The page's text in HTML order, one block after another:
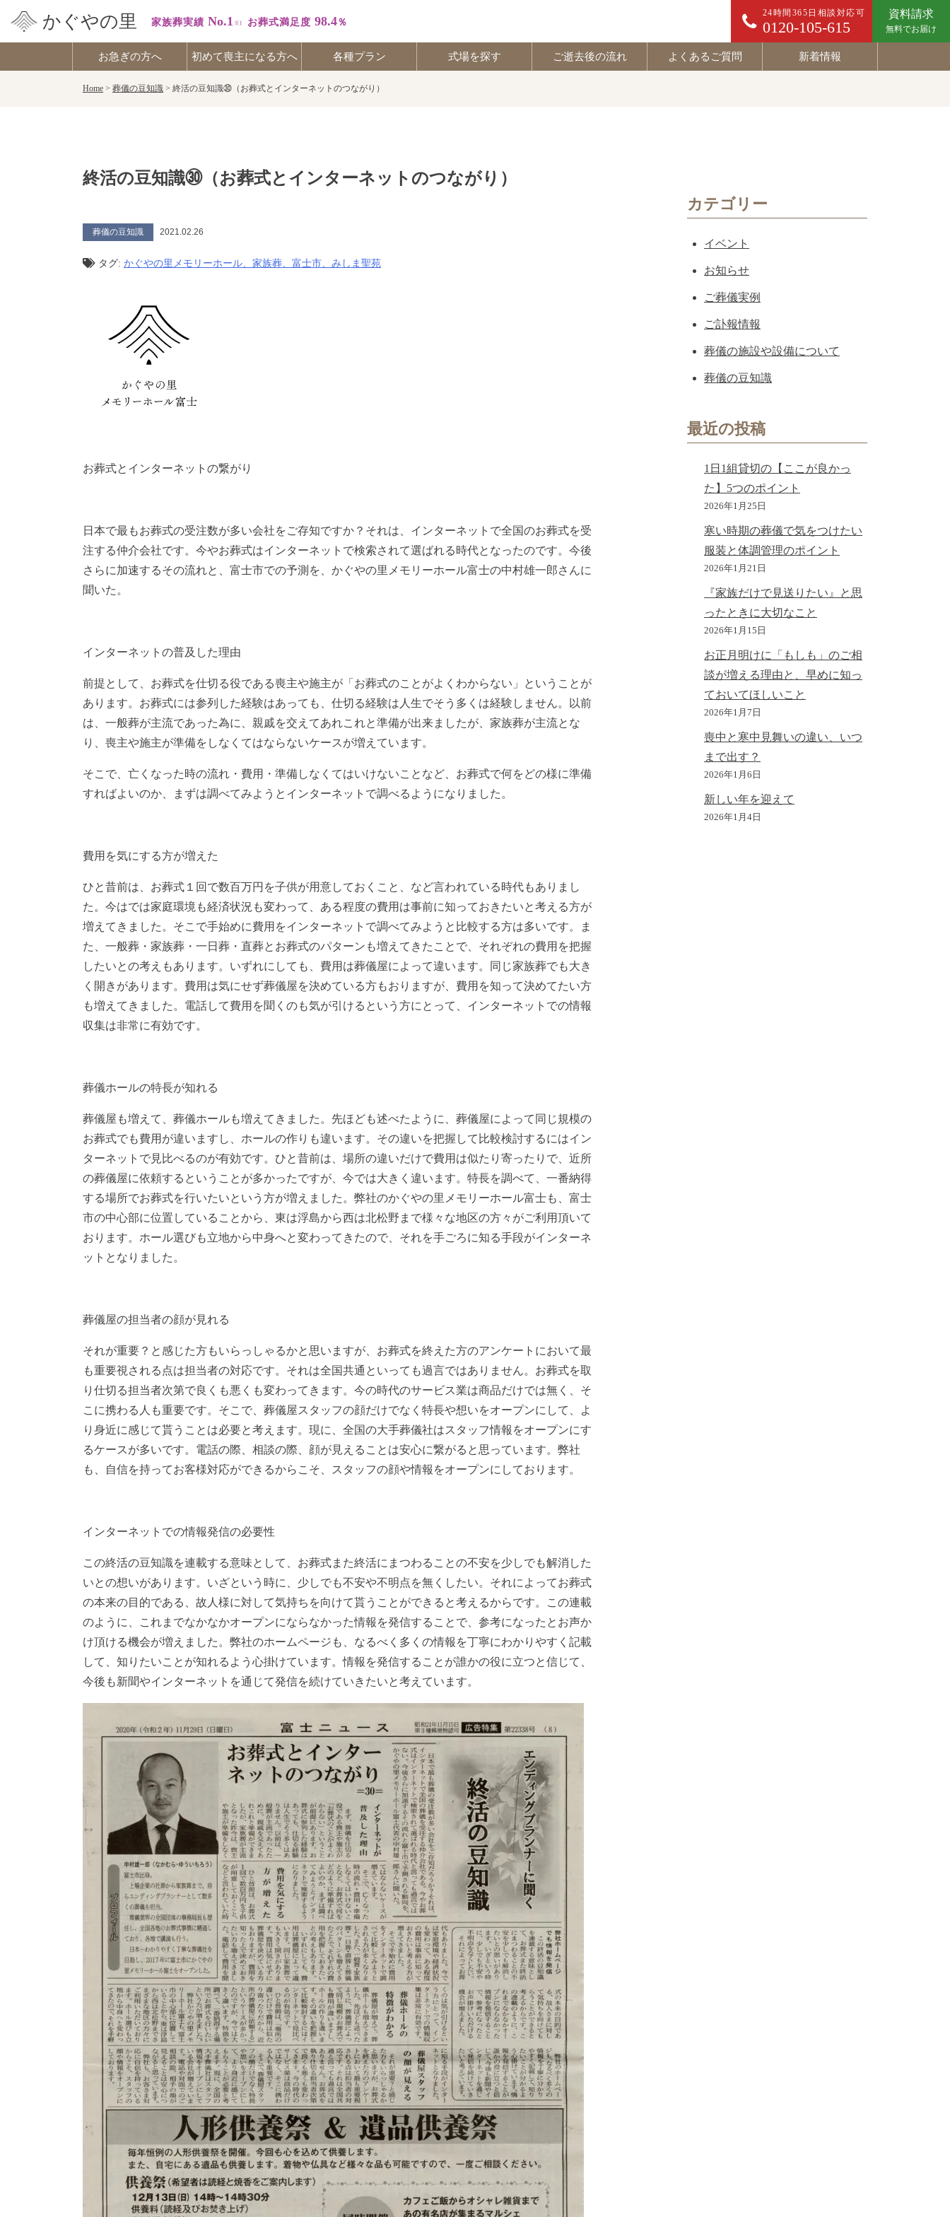
かぐやの里 家族葬実績 No.1 お葬式満足度 98.4％
お急ぎの方へ 初めて喪主になる方へ 各種プラン 式場を探す ご逝去後の流れ よくあるご質問 新着情報
Home > 葬儀の豆知識 > 終活の豆知識㉚（お葬式とインターネットのつながり）
終活の豆知識㉚（お葬式とインターネットのつながり）
葬儀の豆知識 2021.02.26
タグ: かぐやの里メモリーホール、家族葬、富士市、みしま聖苑
お葬式とインターネットの繋がり
日本で最もお葬式の受注数が多い会社をご存知ですか？それは、インターネットで全国のお葬式を受
注する仲介会社です。今やお葬式はインターネットで検索されて選ばれる時代となったのです。今後
さらに加速するその流れと、富士市での予測を、かぐやの里メモリーホール富士の中村雄一郎さんに
聞いた。
インターネットの普及した理由
前提として、お葬式を仕切る役である喪主や施主が「お葬式のことがよくわからない」ということが
あります。お葬式には参列した経験はあっても、仕切る経験は人生でそう多くは経験しません。以前
は、一般葬が主流であった為に、親戚を交えてあれこれと準備が出来ましたが、家族葬が主流とな
り、喪主や施主が準備をしなくてはならないケースが増えています。
そこで、亡くなった時の流れ・費用・準備しなくてはいけないことなど、お葬式で何をどの様に準備
すればよいのか、まずは調べてみようとインターネットで調べるようになりました。
費用を気にする方が増えた
ひと昔前は、お葬式１回で数百万円を子供が用意しておくこと、など言われている時代もありまし
た。今はでは家庭環境も経済状況も変わって、ある程度の費用は事前に知っておきたいと考える方が
増えてきました。そこで手始めに費用をインターネットで調べてみようと比較する方は多いです。ま
た、一般葬・家族葬・一日葬・直葬とお葬式のパターンも増えてきたことで、それぞれの費用を把握
したいとの考えもあります。いずれにしても、費用は葬儀屋によって違います。同じ家族葬でも大き
く開きがあります。費用は気にせず葬儀屋を決めている方もおりますが、費用を知って決めてたい方
も増えてきました。電話して費用を聞くのも気が引けるという方にとって、インターネットでの情報
収集は非常に有効です。
葬儀ホールの特長が知れる
葬儀屋も増えて、葬儀ホールも増えてきました。先ほども述べたように、葬儀屋によって同じ規模の
お葬式でも費用が違いますし、ホールの作りも違います。その違いを把握して比較検討するにはイン
ターネットで見比べるのが有効です。ひと昔前は、場所の違いだけで費用は似たり寄ったりで、近所
の葬儀屋に依頼するということが多かったですが、今では大きく違います。特長を調べて、一番納得
する場所でお葬式を行いたいという方が増えました。弊社のかぐやの里メモリーホール富士も、富士
市の中心部に位置していることから、東は浮島から西は北松野まで様々な地区の方々がご利用頂いて
おります。ホール選びも立地から中身へと変わってきたので、それを手ごろに知る手段がインターネ
ットとなりました。
葬儀屋の担当者の顔が見れる
それが重要？と感じた方もいらっしゃるかと思いますが、お葬式を終えた方のアンケートにおいて最
も重要視される点は担当者の対応です。それは全国共通といっても過言ではありません。お葬式を取
り仕切る担当者次第で良くも悪くも変わってきます。今の時代のサービス業は商品だけでは無く、そ
こに携わる人も重要です。そこで、葬儀屋スタッフの顔だけでなく特長や想いをオープンにして、よ
り身近に感じて貰うことは必要と考えます。現に、全国の大手葬儀社はスタッフ情報をオープンにす
るケースが多いです。電話の際、相談の際、顔が見えることは安心に繋がると思っています。弊社
も、自信を持ってお客様対応ができるからこそ、スタッフの顔や情報をオープンにしております。
インターネットでの情報発信の必要性
この終活の豆知識を連載する意味として、お葬式また終活にまつわることの不安を少しでも解消した
いとの想いがあります。いざという時に、少しでも不安や不明点を無くしたい。それによってお葬式
の本来の目的である、故人様に対して気持ちを向けて貰うことができると考えるからです。この連載
のように、これまでなかなかオープンにならなかった情報を発信することで、参考になったとお声か
け頂ける機会が増えました。弊社のホームページも、なるべく多くの情報を丁寧にわかりやすく記載
して、知りたいことが知れるよう心掛けています。情報を発信することが誰かの役に立つと信じて、
今後も新聞やインターネットを通じて発信を続けていきたいと考えています。
カテゴリー
イベント
お知らせ
ご葬儀実例
ご訃報情報
葬儀の施設や設備について
葬儀の豆知識
最近の投稿
1日1組貸切の【ここが良かっ
た】5つのポイント
2026年1月25日
寒い時期の葬儀で気をつけたい
服装と体調管理のポイント
2026年1月21日
『家族だけで見送りたい』と思
ったときに大切なこと
2026年1月15日
お正月明けに「もしも」のご相
談が増える理由と、早めに知っ
ておいてほしいこと
2026年1月7日
喪中と寒中見舞いの違い、いつ
まで出す？
2026年1月6日
新しい年を迎えて
2026年1月4日
24時間365日相談対応可
0120-105-615
資料請求
無料でお届け